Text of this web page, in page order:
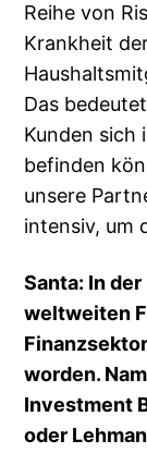
Reihe von
Krankheit
Das
Kunden sich
befinden
unsere
intensiv, um
Santa: In
weltweiten
worden.
Investment
oder